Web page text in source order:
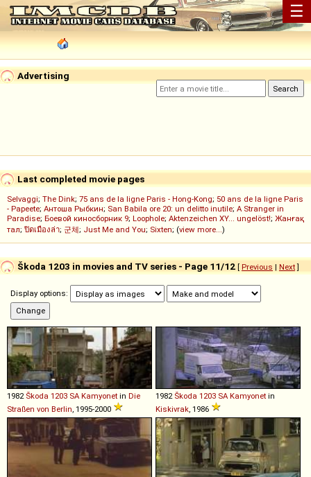
☰
Advertising
Last completed movie pages
Selvaggi; The Dink; 75 ans de la ligne Paris - Hong-Kong; 50 ans de la ligne Paris
- Papeete; Антоша Рыбкин; San Babila ore 20: un delitto inutile; A Stranger in
Paradise; Боевой киносборник 9; Loophole; Aktenzeichen XY... ungelöst!; Жанғақ
тал; ปิดเมืองล่า; 군체; Just Me and You; Sixten; (view more...)
Škoda 1203 in movies and TV series - Page 11/12 [ Previous | Next]
Display options:
1982 Škoda 1203 SA Kamyonet in Die
Straßen von Berlin , 1995-2000
1982 Škoda 1203 SA Kamyonet in
Kiskivrak , 1986